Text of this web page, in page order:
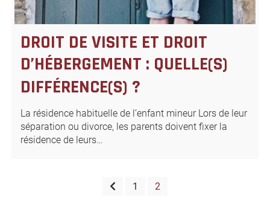
DROIT DE VISITE ET DROIT
D’HÉBERGEMENT : QUELLE(S)
DIFFÉRENCE(S) ?
La résidence habituelle de l’enfant mineur Lors de leur
séparation ou divorce, les parents doivent fixer la
résidence de leurs…
1 2